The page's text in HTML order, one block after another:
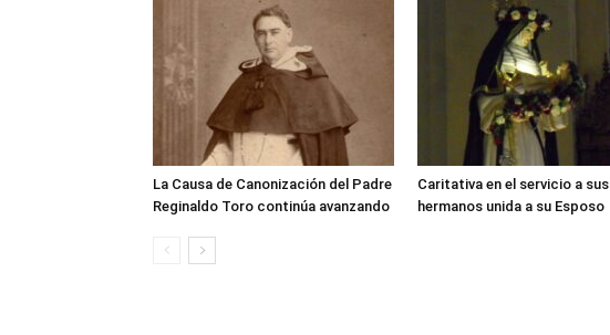
La Causa de Canonización del Padre
Reginaldo Toro continúa avanzando
Caritativa en el servicio a sus
hermanos unida a su Esposo